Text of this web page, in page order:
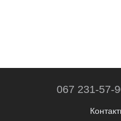
067 231-57-